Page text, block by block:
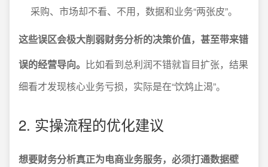
采购、市场却不看、不用，数据和业务“两张皮”。
这些误区会极大削弱财务分析的决策价值，甚至带来错
误的经营导向。 比如看到总利润不错就盲目扩张，结果
细看才发现核心业务亏损，实际是在“饮鸩止渴”。
2. 实操流程的优化建议
想要财务分析真正为电商业务服务，必须打通数据壁